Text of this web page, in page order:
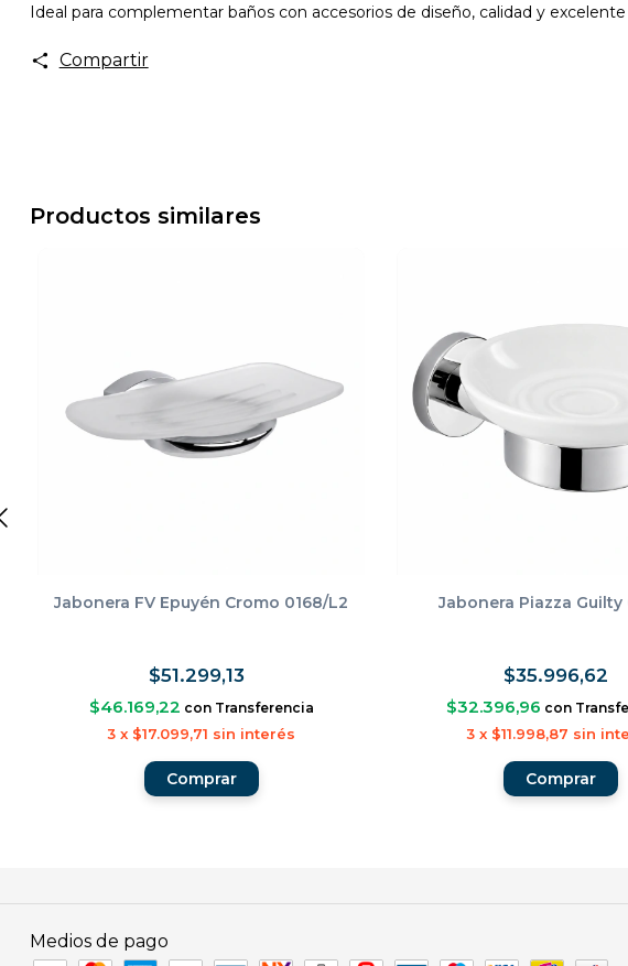
Ideal para complementar baños con accesorios de diseño, calidad y
Compartir
Productos similares
Jabonera FV Epuyén Cromo 0168/L2
$51.299,13
$46.169,22 con Transferencia
3 x $17.099,71 sin interés
Jabonera Piazza Guilty
$35.996,62
$32.396,96 con
3 x $11.998,87 sin
Medios de pago